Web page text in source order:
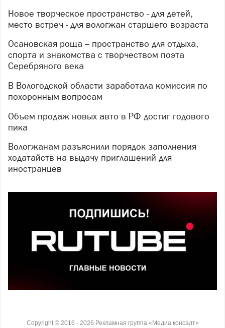
Новое творческое пространство - для детей,
место встреч - для вологжан старшего возраста
Осановская роща – пространство для отдыха,
спорта и знакомства с творчеством поэта
Серебряного века
В Вологодской области заработала комиссия по
похоронным вопросам
Объем продаж новых авто в РФ достиг годового
пика
Вологжанам разъяснили порядок заполнения
ходатайств на выдачу приглашений для
иностранцев
Copyright © 2016 - 2026 Рекламная группа «Медиа консалт»